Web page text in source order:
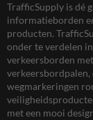
TrafficSupply is dé
informatieborden
producten.
onder te verdelen
verkeersborden
verkeersbordpalen,
wegmarkeringen
met een mooi